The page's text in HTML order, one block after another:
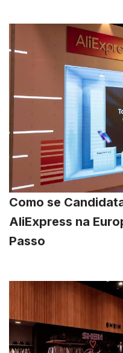
Como se
AliExpress na
Passo